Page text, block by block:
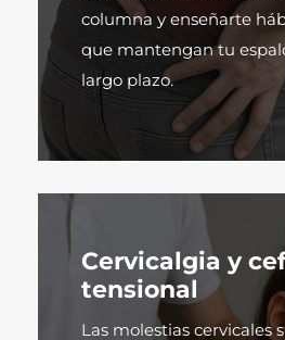
columna y enseñarte
que mantengan tu
largo plazo.
Cervicalgia y
tensional
Las molestias cervicales